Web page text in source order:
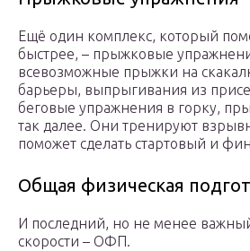
Ещё один комплекс, который
быстрее, – прыжковые
всевозможные прыжки на
барьеры, выпрыгивания из
беговые упражнения в горку,
так далее. Они тренируют
поможет сделать стартовый и
Общая физическая
И последний, но не менее
скорости – ОФП.